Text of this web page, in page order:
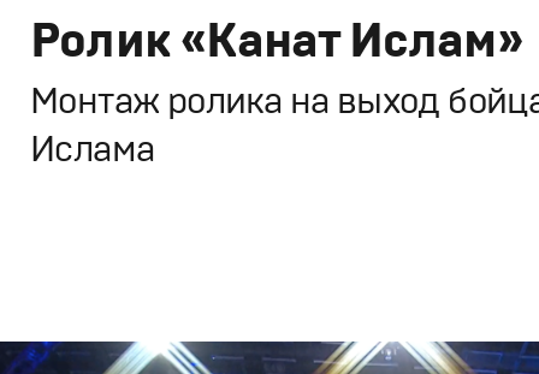
Ролик «Канат Ислам»
Монтаж ролика на выход
Ислама
Брендинг Кино